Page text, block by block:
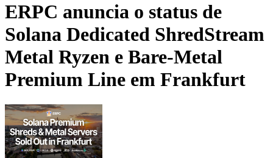
ERPC anuncia o status de
Solana Dedicated ShredStream
Metal Ryzen e Bare-Metal
Premium Line em Frankfurt